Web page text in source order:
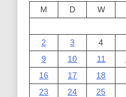
M
D W
2
3 4
9
10 11
16
17 18
23
24 25